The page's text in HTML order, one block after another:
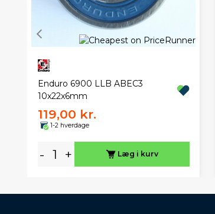
Enduro 6900 LLB ABEC3
10x22x6mm
119,00 kr.
1-2 hverdage
- + Læg i kurv